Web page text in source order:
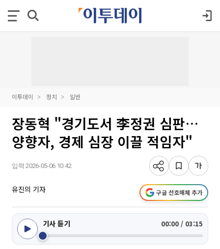
이투데이 정치 일반
장동혁 "경기도서 李정권 심판…
양향자, 경제 심장 이끌 적임자"
입력 2026-05-06 10:42
유진의 기자 구글 선호매체 추가
기사 듣기 00:00 / 03:15